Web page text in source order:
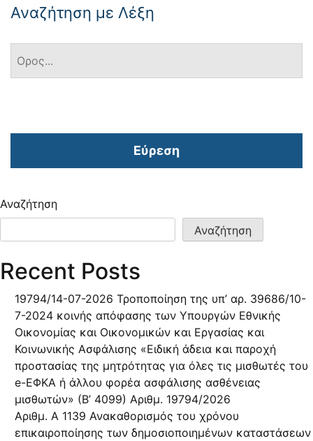
Αναζήτηση με Λέξη
Εύρεση
Αναζήτηση
Αναζήτηση
Recent Posts
19794/14-07-2026 Τροποποίηση της υπ’ αρ. 39686/10-
7-2024 κοινής απόφασης των Υπουργών Εθνικής
Οικονομίας και Οικονομικών και Εργασίας και
Κοινωνικής Ασφάλισης «Ειδική άδεια και παροχή
προστασίας της μητρότητας για όλες τις μισθωτές του
e-ΕΦΚΑ ή άλλου φορέα ασφάλισης ασθένειας
μισθωτών» (Β’ 4099) Αριθμ. 19794/2026
Αριθμ. Α 1139 Ανακαθορισμός του χρόνου
επικαιροποίησης των δημοσιοποιημένων καταστάσεων